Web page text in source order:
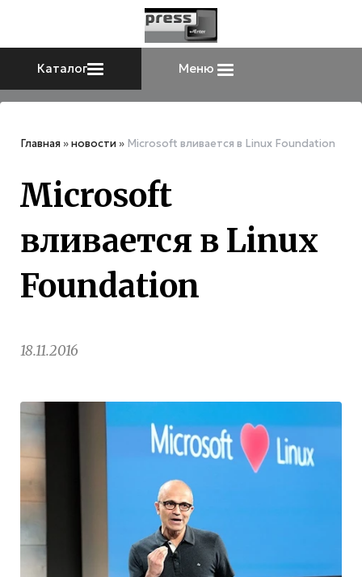
Каталог Меню
Главная »новости » Microsoft вливается в Linux Foundation
Microsoft
вливается в Linux
Foundation
18.11.2016